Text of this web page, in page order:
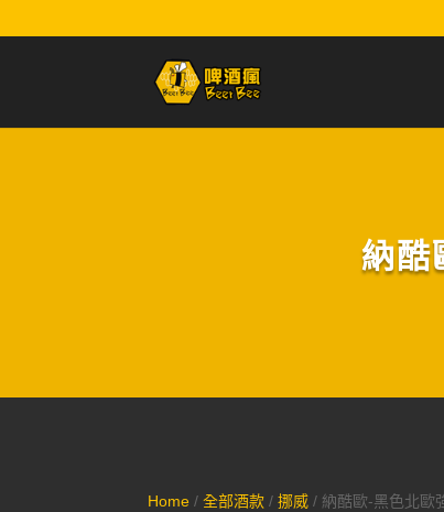
納
Home /全部酒款 /挪威 / 納酷歐-黑色北歐